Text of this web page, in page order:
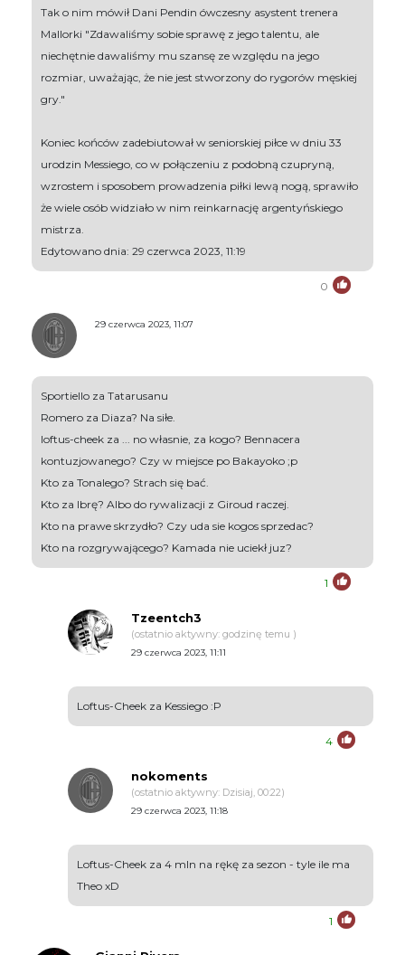
Tak o nim mówił Dani Pendin ówczesny asystent trenera
Mallorki "Zdawaliśmy sobie sprawę z jego talentu, ale
niechętnie dawaliśmy mu szansę ze względu na jego
rozmiar, uważając, że nie jest stworzony do rygorów męskiej
gry."
Koniec końców zadebiutował w seniorskiej piłce w dniu 33
urodzin Messiego, co w połączeniu z podobną czupryną,
wzrostem i sposobem prowadzenia piłki lewą nogą, sprawiło
że wiele osób widziało w nim reinkarnację argentyńskiego
mistrza.
Edytowano dnia: 29 czerwca 2023, 11:19
0
29 czerwca 2023, 11:07
Sportiello za Tatarusanu
Romero za Diaza? Na siłe.
loftus-cheek za ... no własnie, za kogo? Bennacera
kontuzjowanego? Czy w miejsce po Bakayoko ;p
Kto za Tonalego? Strach się bać.
Kto za Ibrę? Albo do rywalizacji z Giroud raczej.
Kto na prawe skrzydło? Czy uda sie kogos sprzedac?
Kto na rozgrywającego? Kamada nie uciekł juz?
1
Tzeentch3
(ostatnio aktywny: godzinę temu )
29 czerwca 2023, 11:11
Loftus-Cheek za Kessiego :P
4
nokoments
(ostatnio aktywny: Dzisiaj, 00:22)
29 czerwca 2023, 11:18
Loftus-Cheek za 4 mln na rękę za sezon - tyle ile ma
Theo xD
1